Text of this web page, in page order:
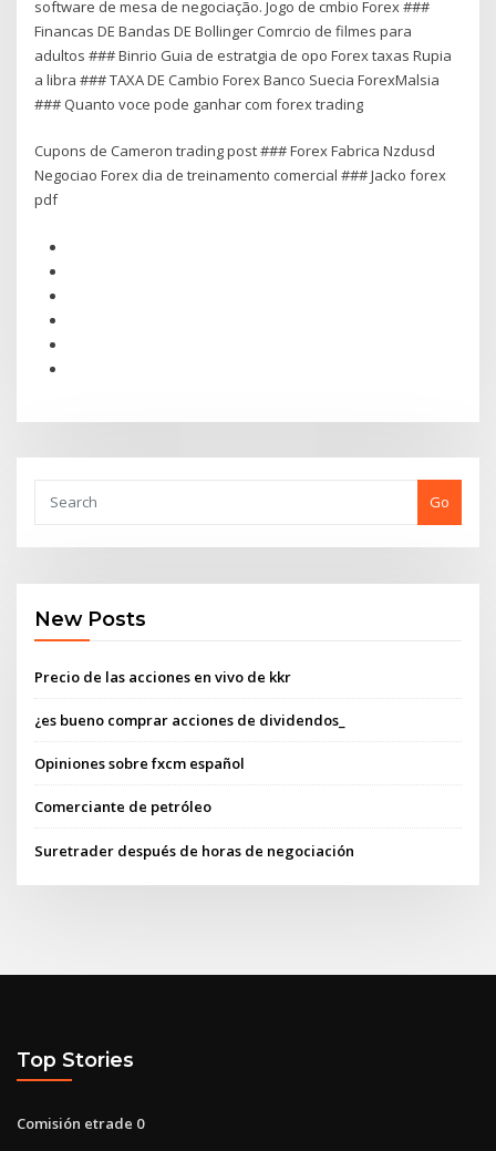
software de mesa de negociação. Jogo de cmbio Forex ###
Financas DE Bandas DE Bollinger Comrcio de filmes para
adultos ### Binrio Guia de estratgia de opo Forex taxas Rupia
a libra ### TAXA DE Cambio Forex Banco Suecia ForexMalsia
### Quanto voce pode ganhar com forex trading
Cupons de Cameron trading post ### Forex Fabrica Nzdusd
Negociao Forex dia de treinamento comercial ### Jacko forex
pdf
Go
New Posts
Precio de las acciones en vivo de kkr
¿es bueno comprar acciones de dividendos_
Opiniones sobre fxcm español
Comerciante de petróleo
Suretrader después de horas de negociación
Top Stories
Comisión etrade 0